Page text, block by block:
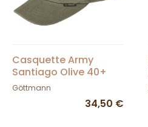
Casquette Army
Santiago Olive 40+
UPF - Göttmann
Göttmann
34,50 €